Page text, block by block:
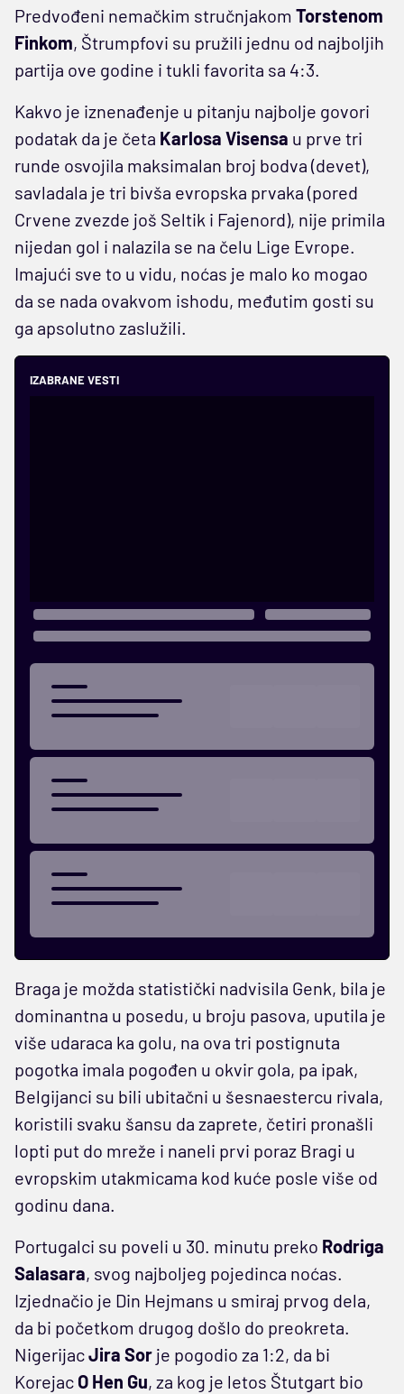
Predvođeni nemačkim stručnjakom Torstenom
Finkom, Štrumpfovi su pružili jednu od najboljih
partija ove godine i tukli favorita sa 4:3.
Kakvo je iznenađenje u pitanju najbolje govori
podatak da je četa Karlosa Visensa u prve tri
runde osvojila maksimalan broj bodva (devet),
savladala je tri bivša evropska prvaka (pored
Crvene zvezde još Seltik i Fajenord), nije primila
nijedan gol i nalazila se na čelu Lige Evrope.
Imajući sve to u vidu, noćas je malo ko mogao
da se nada ovakvom ishodu, međutim gosti su
ga apsolutno zaslužili.
IZABRANE VESTI
Braga je možda statistički nadvisila Genk, bila je
dominantna u posedu, u broju pasova, uputila je
više udaraca ka golu, na ova tri postignuta
pogotka imala pogođen u okvir gola, pa ipak,
Belgijanci su bili ubitačni u šesnaestercu rivala,
koristili svaku šansu da zaprete, četiri pronašli
lopti put do mreže i naneli prvi poraz Bragi u
evropskim utakmicama kod kuće posle više od
godinu dana.
Portugalci su poveli u 30. minutu preko Rodriga
Salasara, svog najboljeg pojedinca noćas.
Izjednačio je Din Hejmans u smiraj prvog dela,
da bi početkom drugog došlo do preokreta.
NigerijacJira Sor je pogodio za 1:2, da bi
Korejac O Hen Gu, za kog je letos Štutgart bio